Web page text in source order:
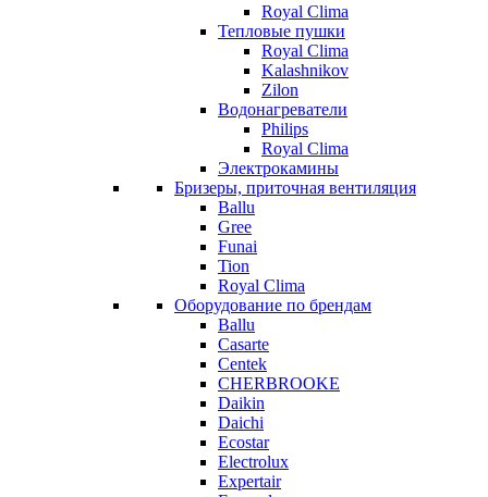
Royal Clima
Тепловые пушки
Royal Clima
Kalashnikov
Zilon
Водонагреватели
Philips
Royal Clima
Электрокамины
Бризеры, приточная вентиляция
Ballu
Gree
Funai
Tion
Royal Clima
Оборудование по брендам
Ballu
Casarte
Centek
CHERBROOKE
Daikin
Daichi
Ecostar
Electrolux
Expertair